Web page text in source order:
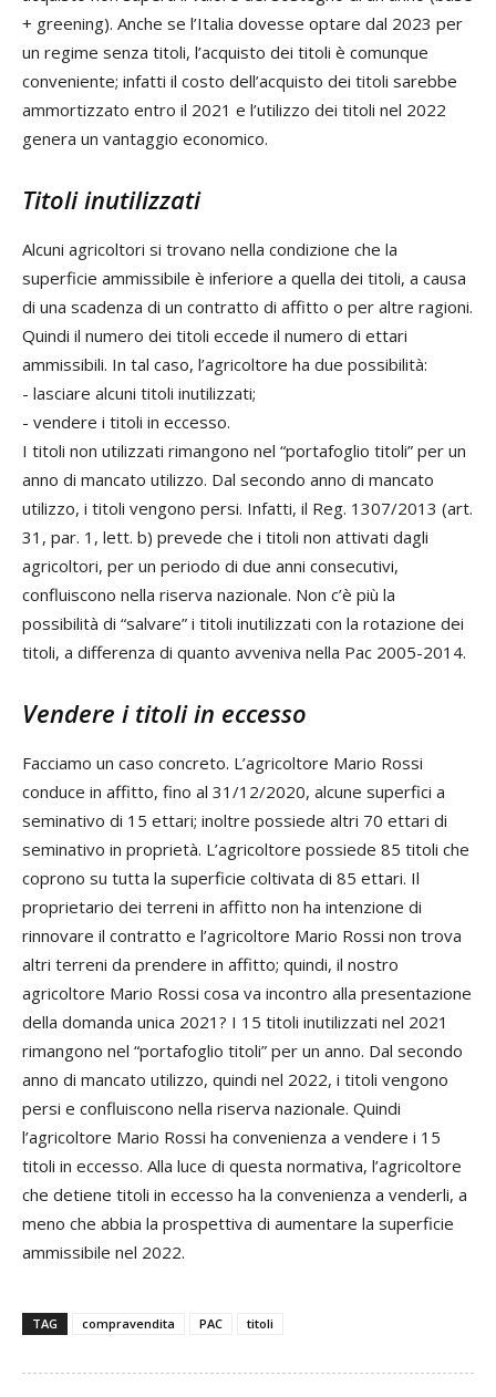
+ greening). Anche se l’Italia dovesse optare dal 2023 per
un regime senza titoli, l’acquisto dei titoli è comunque
conveniente; infatti il costo dell’acquisto dei titoli sarebbe
ammortizzato entro il 2021 e l’utilizzo dei titoli nel 2022
genera un vantaggio economico.
Titoli inutilizzati
Alcuni agricoltori si trovano nella condizione che la
superficie ammissibile è inferiore a quella dei titoli, a causa
di una scadenza di un contratto di affitto o per altre ragioni.
Quindi il numero dei titoli eccede il numero di ettari
ammissibili. In tal caso, l’agricoltore ha due possibilità:
- lasciare alcuni titoli inutilizzati;
- vendere i titoli in eccesso.
I titoli non utilizzati rimangono nel “portafoglio titoli” per un
anno di mancato utilizzo. Dal secondo anno di mancato
utilizzo, i titoli vengono persi. Infatti, il Reg. 1307/2013 (art.
31, par. 1, lett. b) prevede che i titoli non attivati dagli
agricoltori, per un periodo di due anni consecutivi,
confluiscono nella riserva nazionale. Non c’è più la
possibilità di “salvare” i titoli inutilizzati con la rotazione dei
titoli, a differenza di quanto avveniva nella Pac 2005-2014.
Vendere i titoli in eccesso
Facciamo un caso concreto. L’agricoltore Mario Rossi
conduce in affitto, fino al 31/12/2020, alcune superfici a
seminativo di 15 ettari; inoltre possiede altri 70 ettari di
seminativo in proprietà. L’agricoltore possiede 85 titoli che
coprono su tutta la superficie coltivata di 85 ettari. Il
proprietario dei terreni in affitto non ha intenzione di
rinnovare il contratto e l’agricoltore Mario Rossi non trova
altri terreni da prendere in affitto; quindi, il nostro
agricoltore Mario Rossi cosa va incontro alla presentazione
della domanda unica 2021? I 15 titoli inutilizzati nel 2021
rimangono nel “portafoglio titoli” per un anno. Dal secondo
anno di mancato utilizzo, quindi nel 2022, i titoli vengono
persi e confluiscono nella riserva nazionale. Quindi
l’agricoltore Mario Rossi ha convenienza a vendere i 15
titoli in eccesso. Alla luce di questa normativa, l’agricoltore
che detiene titoli in eccesso ha la convenienza a venderli, a
meno che abbia la prospettiva di aumentare la superficie
ammissibile nel 2022.
TAG compravendita PAC titoli